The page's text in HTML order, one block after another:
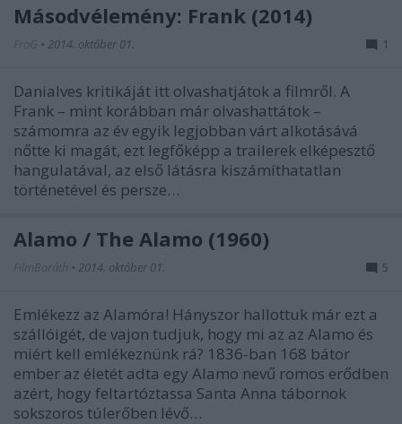
Másodvélemény: Frank (2014)
• 2014. október 01. 1
Danialves kritikáját itt olvashatjátok a filmről. A
Frank – mint korábban már olvashattátok –
számomra az év egyik legjobban várt alkotásává
nőtte ki magát, ezt legfőképp a trailerek elképesztő
hangulatával, az első látásra kiszámíthatatlan
történetével és persze…
Alamo / The Alamo (1960)
• 2014. október 01. 5
Emlékezz az Alamóra! Hányszor hallottuk már ezt a
szállóigét, de vajon tudjuk, hogy mi az az Alamo és
miért kell emlékeznünk rá? 1836-ban 168 bátor
ember az életét adta egy Alamo nevű romos erődben
azért, hogy feltartóztassa Santa Anna tábornok
sokszoros túlerőben lévő…